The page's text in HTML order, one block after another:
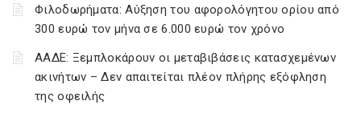
Φιλοδωρήματα: Αύξηση του αφορολόγητου ορίου από
300 ευρώ τον μήνα σε 6.000 ευρώ τον χρόνο
ΑΑΔΕ: Ξεμπλοκάρουν οι μεταβιβάσεις κατασχεμένων
ακινήτων – Δεν απαιτείται πλέον πλήρης εξόφληση
της οφειλής